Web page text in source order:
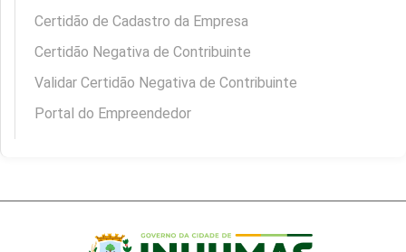
Certidão de Cadastro da Empresa
Certidão Negativa de Contribuinte
Validar Certidão Negativa de Contribuinte
Portal do Empreendedor